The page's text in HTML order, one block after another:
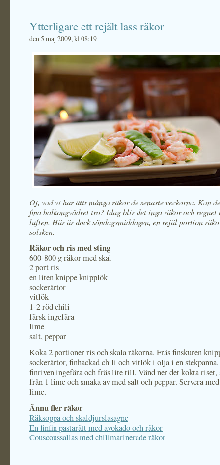
Ytterligare ett rejält lass räkor
den 5 maj 2009, kl 08:19
Oj, vad vi har ätit många räkor de senaste veckorna. Kan
fina balkongvädret tro? Idag blir det inga räkor och regnet
luften. Här är dock söndagsmiddagen, en rejäl portion
solsken.
Räkor och ris med sting
600-800 g räkor med skal
2 port ris
en liten knippe knipplök
sockerärtor
vitlök
1-2 röd chili
färsk ingefära
lime
salt, peppar
Koka 2 portioner ris och skala räkorna. Fräs finskuren
sockerärtor, finhackad chili och vitlök i olja i en
finriven ingefära och fräs lite till. Vänd ner det kokta riset,
från 1 lime och smaka av med salt och peppar. Servera
lime.
Ännu fler räkor
Räksoppa och skaldjurslasagne
En finfin pastarätt med avokado och räkor
Couscoussallas med chilimarinerade räkor